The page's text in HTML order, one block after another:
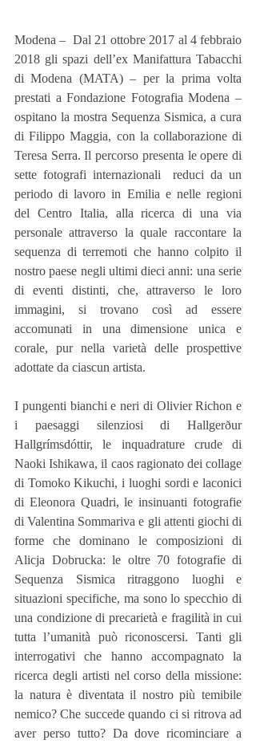
Modena –  Dal 21 ottobre 2017 al 4 febbraio
2018 gli spazi dell’ex Manifattura Tabacchi
di Modena (MATA) – per la prima volta
prestati a Fondazione Fotografia Modena –
ospitano la mostra Sequenza Sismica, a cura
di Filippo Maggia, con la collaborazione di
Teresa Serra. Il percorso presenta le opere di
sette fotografi internazionali  reduci da un
periodo di lavoro in Emilia e nelle regioni
del Centro Italia, alla ricerca di una via
personale attraverso la quale raccontare la
sequenza di terremoti che hanno colpito il
nostro paese negli ultimi dieci anni: una serie
di eventi distinti, che, attraverso le loro
immagini, si trovano così ad essere
accomunati in una dimensione unica e
corale, pur nella varietà delle prospettive
adottate da ciascun artista.
I pungenti bianchi e neri di Olivier Richon e
i paesaggi silenziosi di Hallgerður
Hallgrímsdóttir, le inquadrature crude di
Naoki Ishikawa, il caos ragionato dei collage
di Tomoko Kikuchi, i luoghi sordi e laconici
di Eleonora Quadri, le insinuanti fotografie
di Valentina Sommariva e gli attenti giochi di
forme che dominano le composizioni di
Alicja Dobrucka: le oltre 70 fotografie di
Sequenza Sismica ritraggono luoghi e
situazioni specifiche, ma sono lo specchio di
una condizione di precarietà e fragilità in cui
tutta l’umanità può riconoscersi. Tanti gli
interrogativi che hanno accompagnato la
ricerca degli artisti nel corso della missione:
la natura è diventata il nostro più temibile
nemico? Che succede quando ci si ritrova ad
aver perso tutto? Da dove ricominciare a